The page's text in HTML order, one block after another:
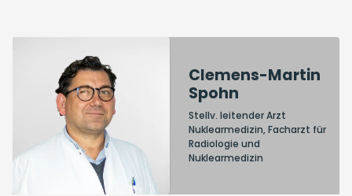
Clemens-Martin
Spohn
Stellv. leitender Arzt
Nuklearmedizin, Facharzt für
Radiologie und
Nuklearmedizin